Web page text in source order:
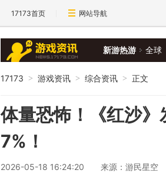
17173首页 网站导航
新游热游 全球
17173 > 游戏资讯 > 综合资讯 > 正文
体量恐怖！《红沙》
7%！
2026-05-18 16:24:20 来源：游民星空